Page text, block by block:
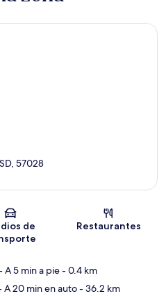
Sección del mapa
57028
de
Restaurantes
A 5 min a pie- 0.4 km
A 20 min en auto- 36.2 km